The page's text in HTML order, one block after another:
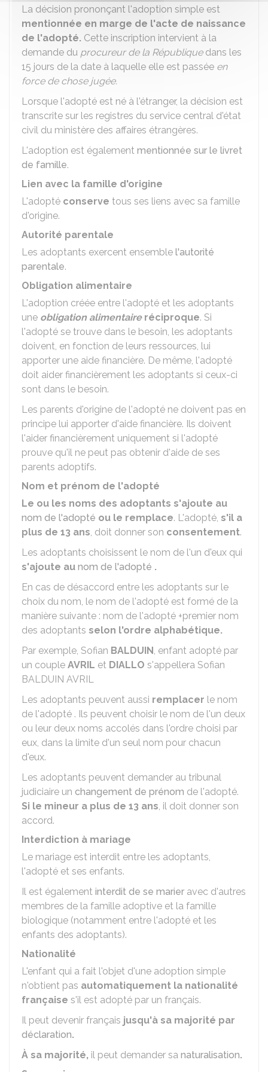
La décision prononçant l'adoption simple est
mentionnée en marge de l'acte de naissance
de l'adopté. Cette inscription intervient à la
demande du procureur de la Républiquedans les
15 jours de la date à laquelle elle est passée en
force de chose jugée.
Lorsque l'adopté est né à l'étranger, la décision est
transcrite sur les registres du service central d'état
civil du ministère des affaires étrangères.
L'adoption est également mentionnée sur le livret
de famille.
Lien avec la famille d'origine
L'adopté conserve tous ses liens avec sa famille
d'origine.
Autorité parentale
Les adoptants exercent ensemble l'autorité
parentale.
Obligation alimentaire
L'adoption créée entre l'adopté et les adoptants
une obligation alimentaireréciproque. Si
l'adopté se trouve dans le besoin, les adoptants
doivent, en fonction de leurs ressources, lui
apporter une aide financière. De même, l'adopté
doit aider financièrement les adoptants si ceux-ci
sont dans le besoin.
Les parents d'origine de l'adopté ne doivent pas en
principe lui apporter d'aide financière. Ils doivent
l'aider financièrement uniquement si l'adopté
prouve qu'il ne peut pas obtenir d'aide de ses
parents adoptifs.
Nom et prénom de l'adopté
Le ou les noms des adoptants s'ajoute au
nom de l'adopté ou le remplace. L'adopté, s'il a
plus de 13 ans, doit donner son consentement.
Les adoptants choisissent le nom de l'un d'eux qui
s'ajoute au nom de l'adopté .
En cas de désaccord entre les adoptants sur le
choix du nom, le nom de l'adopté est formé de la
manière suivante : nom de l'adopté +premier nom
des adoptants selon l'ordre alphabétique.
Par exemple, Sofian BALDUIN, enfant adopté par
un couple AVRIL et DIALLO s'appellera Sofian
BALDUIN AVRIL
Les adoptants peuvent aussi remplacer le nom
de l'adopté . Ils peuvent choisir le nom de l'un deux
ou leur deux noms accolés dans l'ordre choisi par
eux, dans la limite d'un seul nom pour chacun
d'eux.
Les adoptants peuvent demander au tribunal
judiciaire un changement de prénom de l'adopté.
Si le mineur a plus de 13 ans, il doit donner son
accord.
Interdiction à mariage
Le mariage est interdit entre les adoptants,
l'adopté et ses enfants.
Il est également interdit de se marier avec d'autres
membres de la famille adoptive et la famille
biologique (notamment entre l'adopté et les
enfants des adoptants).
Nationalité
L'enfant qui a fait l'objet d'une adoption simple
n'obtient pas automatiquement la nationalité
française s'il est adopté par un français.
Il peut devenir français jusqu'à sa majorité par
déclaration.
À sa majorité, il peut demander sa naturalisation.